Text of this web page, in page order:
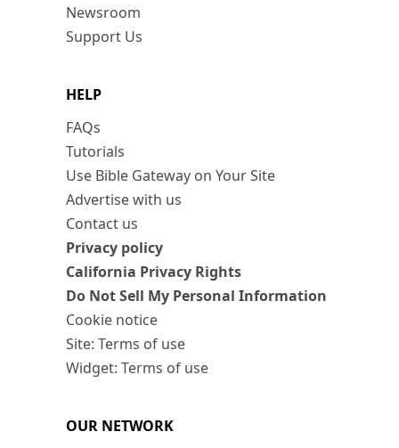
Newsroom
Support Us
HELP
FAQs
Tutorials
Use Bible Gateway on Your Site
Advertise with us
Contact us
Privacy policy
California Privacy Rights
Do Not Sell My Personal Information
Cookie notice
Site: Terms of use
Widget: Terms of use
OUR NETWORK